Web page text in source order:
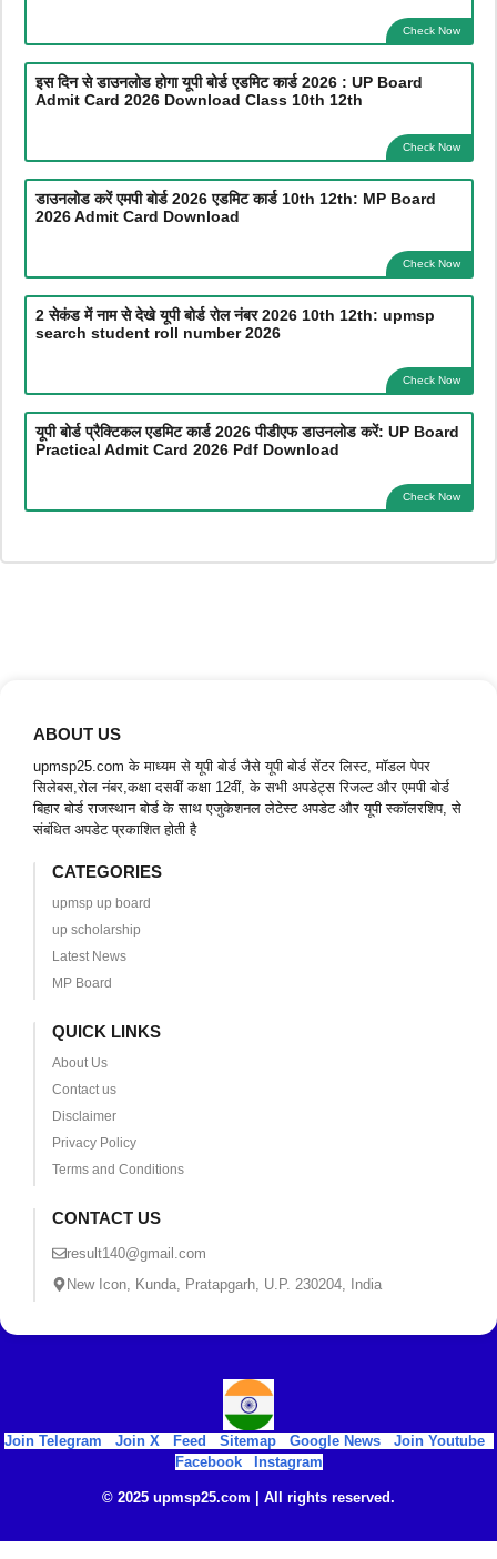
Check Now
इस दिन से डाउनलोड होगा यूपी बोर्ड एडमिट कार्ड 2026 : UP Board
Admit Card 2026 Download Class 10th 12th
Check Now
डाउनलोड करें एमपी बोर्ड 2026 एडमिट कार्ड 10th 12th: MP Board
2026 Admit Card Download
Check Now
2 सेकंड में नाम से देखे यूपी बोर्ड रोल नंबर 2026 10th 12th: upmsp
search student roll number 2026
Check Now
यूपी बोर्ड प्रैक्टिकल एडमिट कार्ड 2026 पीडीएफ डाउनलोड करें: UP Board
Practical Admit Card 2026 Pdf Download
Check Now
ABOUT US
upmsp25.com के माध्यम से यूपी बोर्ड जैसे यूपी बोर्ड सेंटर लिस्ट, मॉडल पेपर
सिलेबस,रोल नंबर,कक्षा दसवीं कक्षा 12वीं, के सभी अपडेट्स रिजल्ट और एमपी बोर्ड
बिहार बोर्ड राजस्थान बोर्ड के साथ एजुकेशनल लेटेस्ट अपडेट और यूपी स्कॉलरशिप, से
संबंधित अपडेट प्रकाशित होती है
CATEGORIES
upmsp up board
up scholarship
Latest News
MP Board
QUICK LINKS
About Us
Contact us
Disclaimer
Privacy Policy
Terms and Conditions
CONTACT US
result140@gmail.com
New Icon, Kunda, Pratapgarh, U.P. 230204, India
Join Telegram Join X Feed Sitemap| Google News| Join Youtube|
Facebook| Instagram
© 2025 upmsp25.com | All rights reserved.